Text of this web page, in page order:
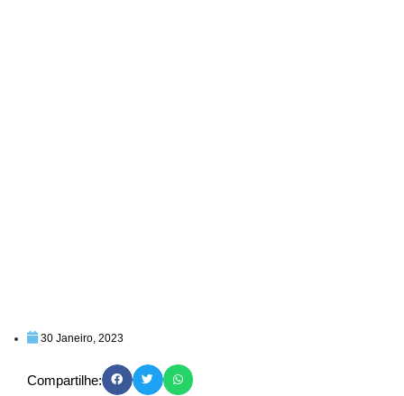
30 Janeiro, 2023
Compartilhe: